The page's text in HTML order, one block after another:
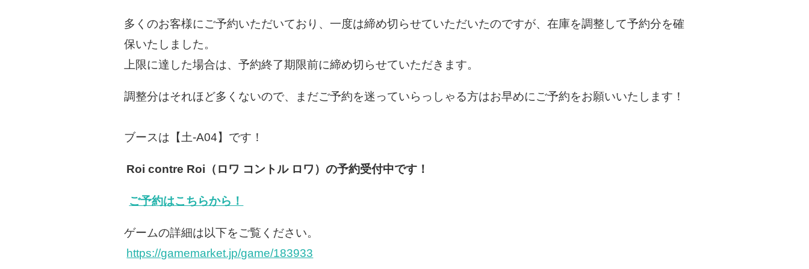
多くのお客様にご予約いただいており、一度は締め切らせていただいたのですが、在庫を調整して予約分を確
保いたしました。
上限に達した場合は、予約終了期限前に締め切らせていただきます。
調整分はそれほど多くないので、まだご予約を迷っていらっしゃる方はお早めにご予約をお願いいたします！
ブースは【土-A04】です！
Roi contre Roi（ロワ コントル ロワ）の予約受付中です！
ご予約はこちらから！
ゲームの詳細は以下をご覧ください。
https://gamemarket.jp/game/183933